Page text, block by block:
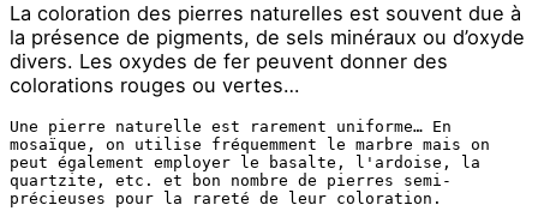
La coloration des pierres naturelles est souvent due à
la présence de pigments, de sels minéraux ou d’oxyde
divers. Les oxydes de fer peuvent donner des
colorations rouges ou vertes…
Une pierre naturelle est rarement uniforme… En
mosaïque, on utilise fréquemment le marbre mais on
peut également employer le basalte, l'ardoise, la
quartzite, etc. et bon nombre de pierres semi-
précieuses pour la rareté de leur coloration.